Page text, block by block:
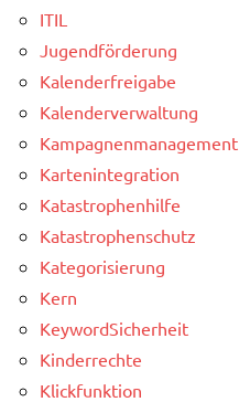
ITIL
Jugendförderung
Kalenderfreigabe
Kalenderverwaltung
Kampagnenmanagement
Kartenintegration
Katastrophenhilfe
Katastrophenschutz
Kategorisierung
Kern
KeywordSicherheit
Kinderrechte
Klickfunktion